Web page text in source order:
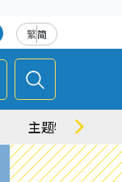
繁简
主题特集